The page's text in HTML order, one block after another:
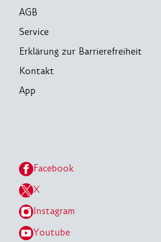
AGB
Service
Erklärung zur Barrierefreiheit
Kontakt
App
Facebook
X
Instagram
Youtube